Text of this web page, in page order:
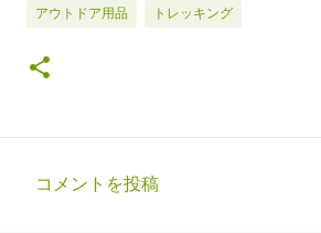
アウトドア用品 トレッキング
コメントを投稿